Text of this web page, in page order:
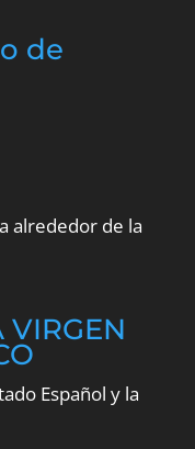
de
alrededor de la
VIRGEN
Español y la